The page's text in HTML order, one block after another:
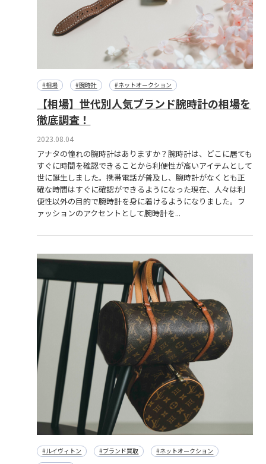
#相場 #腕時計 #ネットオークション
【相場】世代別人気ブランド腕時計の相場を
徹底調査！
2023.08.04
アナタの憧れの腕時計はありますか？腕時計は、どこに居ても
すぐに時間を確認できることから利便性が高いアイテムとして
世に誕生しました。携帯電話が普及し、腕時計がなくとも正
確な時間はすぐに確認ができるようになった現在、人々は利
便性以外の目的で腕時計を身に着けるようになりました。フ
ァッションのアクセントとして腕時計を...
#ルイヴィトン #ブランド買取
#ネットオークション